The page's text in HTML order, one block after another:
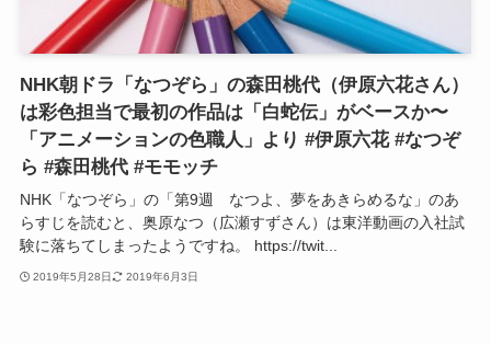
NHK朝ドラ「なつぞら」の森田桃代（伊原六花さん）
は彩色担当で最初の作品は「白蛇伝」がベースか〜
「アニメーションの色職人」より #伊原六花 #なつぞ
ら #森田桃代 #モモッチ
NHK「なつぞら」の「第9週 なつよ、夢をあきらめるな」のあ
らすじを読むと、奥原なつ（広瀬すずさん）は東洋動画の入社試
験に落ちてしまったようですね。 https://twit...
2019年5月28日 2019年6月3日